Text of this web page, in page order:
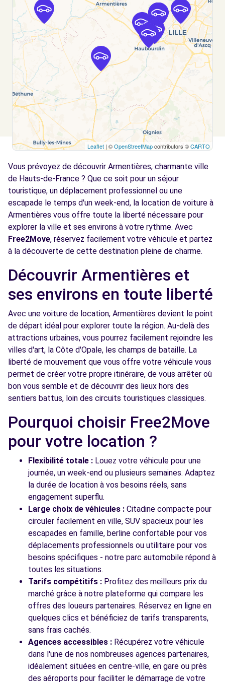
LILLE, FR-59, 59160
Voir l'agence
Free2move Rent - S&YOU - LOMME (F)
10.2 km
449-453 AVENUE DE DUNKERQUE
LOMME, 59160
Voir l'agence
Free2Move Rent - GARAGE TRONET -
BAILLEUL (C)
10.7
km
301 RUE DE LILLE
BAILLEUL, 59270
Voir l'agence
Free2Move Rent - GARAGE A.CALLENS -
HAUBOURDIN (C)
km
HAUBOURDIN, 59320
Voir l'agence
Free2move Rent - EURAUTO - LILLE
ENGLOS (J)
11.4
km
CENTRE COMMERCIAL ROUTE DE SEQUEDIN
ENGLOS, 59320
Voir l'agence
Free2Move Rent - AUTOBOLVIN - HERLIES
(C)
13.1
km
11 RUE DES REMOULEURS
Voir l'agence
Voir toutes les agences
Leaflet | ©OpenStreetMapcontributors ©CARTO
Vous prévoyez de découvrir Armentières, charmante ville
de Hauts-de-France ? Que ce soit pour un séjour
touristique, un déplacement professionnel ou une
escapade le temps d'un week-end, la location de voiture à
Armentières vous offre toute la liberté nécessaire pour
explorer la ville et ses environs à votre rythme. Avec
Free2Move, réservez facilement votre véhicule et partez
à la découverte de cette destination pleine de charme.
Découvrir Armentières et
ses environs en toute liberté
Avec une voiture de location, Armentières devient le point
de départ idéal pour explorer toute la région. Au-delà des
attractions urbaines, vous pourrez facilement rejoindre les
villes d'art, la Côte d'Opale, les champs de bataille. La
liberté de mouvement que vous offre votre véhicule vous
permet de créer votre propre itinéraire, de vous arrêter où
bon vous semble et de découvrir des lieux hors des
sentiers battus, loin des circuits touristiques classiques.
Pourquoi choisir Free2Move
pour votre location ?
Flexibilité totale : Louez votre véhicule pour une
journée, un week-end ou plusieurs semaines. Adaptez
la durée de location à vos besoins réels, sans
engagement superflu.
Large choix de véhicules : Citadine compacte pour
circuler facilement en ville, SUV spacieux pour les
escapades en famille, berline confortable pour vos
déplacements professionnels ou utilitaire pour vos
besoins spécifiques - notre parc automobile répond à
toutes les situations.
Tarifs compétitifs : Profitez des meilleurs prix du
marché grâce à notre plateforme qui compare les
offres des loueurs partenaires. Réservez en ligne en
quelques clics et bénéficiez de tarifs transparents,
sans frais cachés.
Agences accessibles : Récupérez votre véhicule
dans l'une de nos nombreuses agences partenaires,
idéalement situées en centre-ville, en gare ou près
des aéroports pour faciliter le démarrage de votre